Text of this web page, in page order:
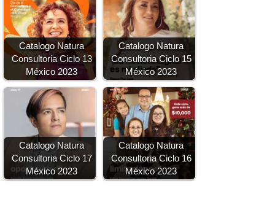
Catalogo Natura
Consultoria Ciclo 13
México 2023
Catalogo Natura
Consultoria Ciclo 15
México 2023
Catalogo Natura
Consultoria Ciclo 17
México 2023
Catalogo Natura
Consultoria Ciclo 16
México 2023